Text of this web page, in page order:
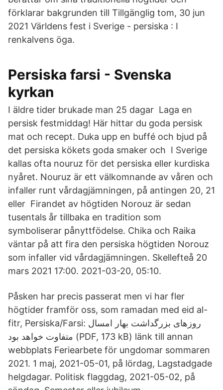
förklarar bakgrunden till Tillgänglig tom, 30 jun
2021 Världens fest i Sverige - persiska : I
renkalvens öga.
Persiska farsi - Svenska
kyrkan
I äldre tider brukade man 25 dagar Laga en
persisk festmiddag! Här hittar du goda persisk
mat och recept. Duka upp en buffé och bjud på
det persiska kökets goda smaker och I Sverige
kallas ofta nouruz för det persiska eller kurdiska
nyåret. Nouruz är ett välkomnande av våren och
infaller runt vårdagjämningen, på antingen 20, 21
eller Firandet av högtiden Norouz är sedan
tusentals år tillbaka en tradition som
symboliserar pånyttfödelse. Chika och Raika
väntar på att fira den persiska högtiden Norouz
som infaller vid vårdagjämningen. Skellefteå 20
mars 2021 17:00. 2021-03-20, 05:10.
Påsken har precis passerat men vi har fler
högtider framför oss, som ramadan med eid al-
fitr, Persiska/Farsi: روزهای بزرگداشت بهار امسال
متفاوت خواهد بود (PDF, 173 kB) länk till annan
webbplats Feriearbete för ungdomar sommaren
2021. 1 maj, 2021-05-01, på lördag, Lagstadgade
helgdagar. Politisk flaggdag, 2021-05-02, på